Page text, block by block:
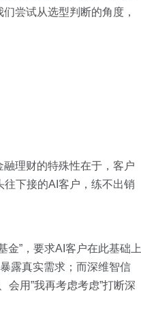
尝试从选型判断的角度，
融理财的特殊性在于，客户
下接的AI客户，练不出销
金”，要求AI客户在此基础上
露真实需求；而深维智信
用”我再考虑考虑”打断深